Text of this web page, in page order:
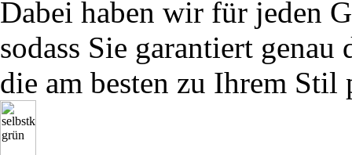
Dabei haben wir für jeden
sodass Sie garantiert
die am besten zu Ihrem Stil